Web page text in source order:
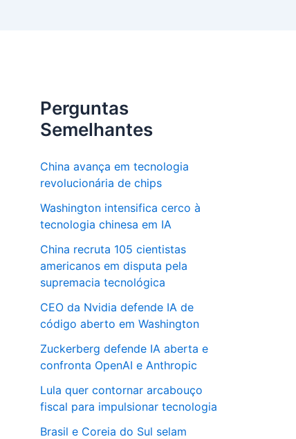
Perguntas
Semelhantes
China avança em tecnologia
revolucionária de chips
Washington intensifica cerco à
tecnologia chinesa em IA
China recruta 105 cientistas
americanos em disputa pela
supremacia tecnológica
CEO da Nvidia defende IA de
código aberto em Washington
Zuckerberg defende IA aberta e
confronta OpenAI e Anthropic
Lula quer contornar arcabouço
fiscal para impulsionar tecnologia
Brasil e Coreia do Sul selam